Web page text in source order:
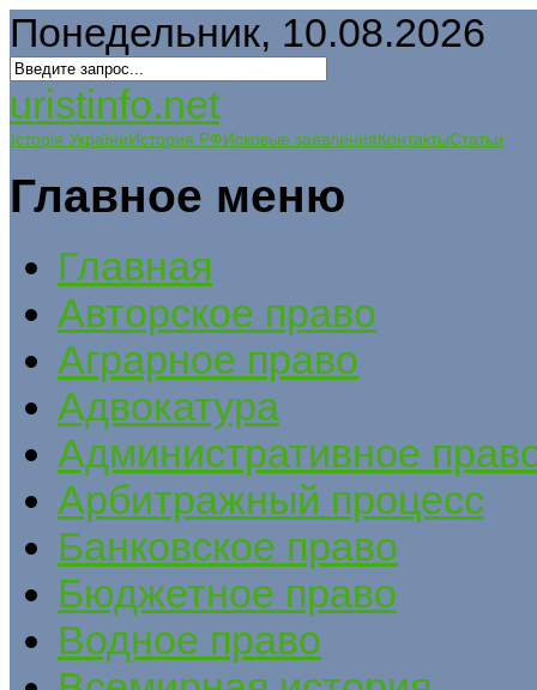
Понедельник, 10.08.2026
uristinfo.net
Історія УкраїниИстория РФИсковые заявленияКонтактыСтатьи
Главное меню
Главная
Авторское право
Аграрное право
Адвокатура
Административное
Арбитражный процесс
Банковское право
Бюджетное право
Водное право